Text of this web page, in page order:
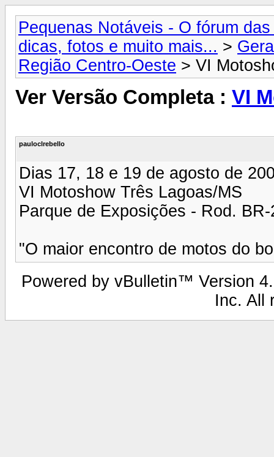
Pequenas Notáveis - O fórum
dicas, fotos e muito mais... >
Região Centro-Oeste > VI
Ver Versão Completa : VI
pauloclrebello
Dias 17, 18 e 19 de agosto de
VI Motoshow Três Lagoas/MS
Parque de Exposições - Rod.
"O maior encontro de motos do
Powered by vBulletin™ Version
Inc. All